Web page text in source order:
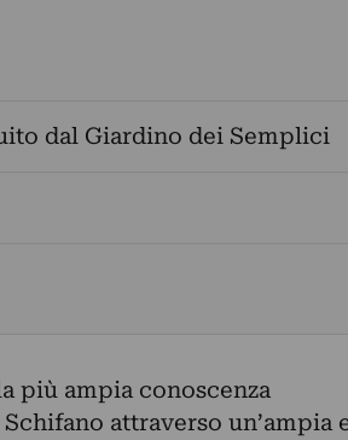
dal Giardino dei Semplici
più ampia conoscenza
attraverso un’ampia